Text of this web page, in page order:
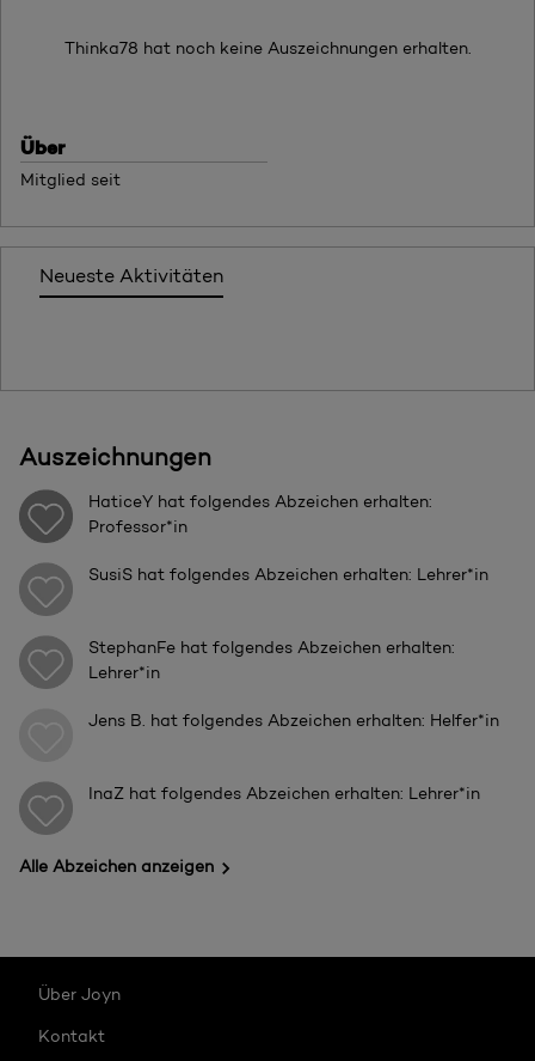
Thinka78 hat noch keine Auszeichnungen erhalten.
Über
Mitglied seit
Neueste Aktivitäten
Auszeichnungen
HaticeY hat folgendes Abzeichen erhalten:
Professor*in
SusiS hat folgendes Abzeichen erhalten: Lehrer*in
StephanFe hat folgendes Abzeichen erhalten:
Lehrer*in
Jens B. hat folgendes Abzeichen erhalten: Helfer*in
InaZ hat folgendes Abzeichen erhalten: Lehrer*in
Alle Abzeichen anzeigen
Über Joyn
Kontakt